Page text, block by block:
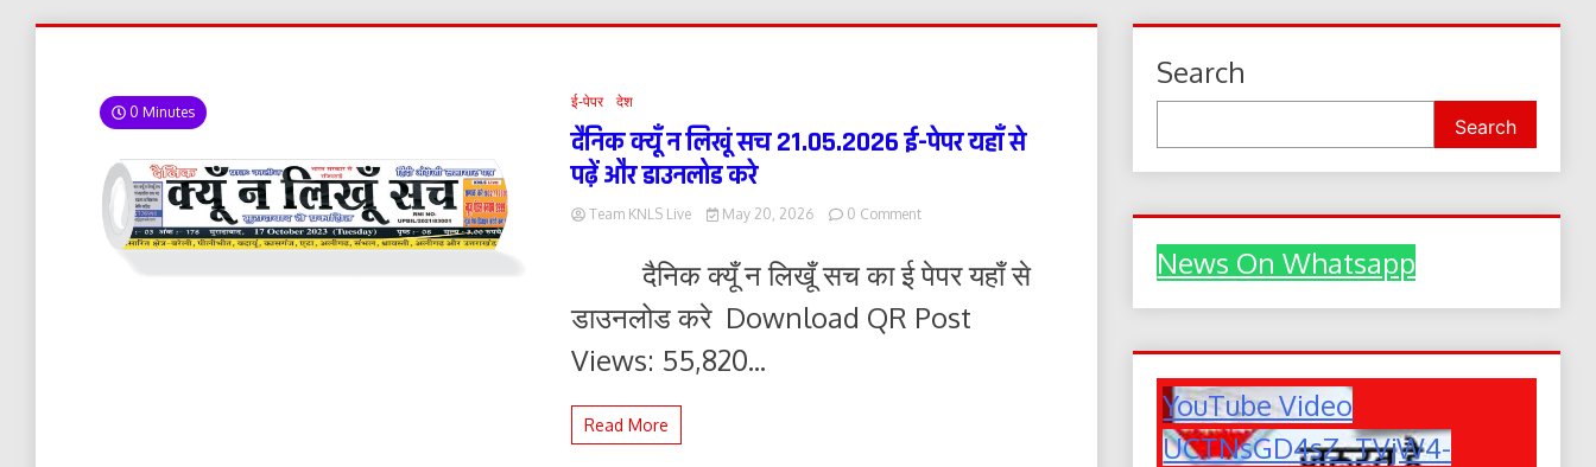
0 Minutes
ई-पेपर देश
दैनिक क्यूँ न लिखूं सच 21.05.2026 ई-पेपर यहाँ से
पढ़ें और डाउनलोड करे
Team KNLS Live May 20, 2026 0 Commenton
क्यूँ
न
सच
दैनिक क्यूँ न लिखूँ सच का ई पेपर यहाँ से
डाउनलोड करे Download QR Post
Views: 55,820...
Read More
Search
Search
News On Whatsapp
YouTube Video
UCTNsGD4sZ_TVjW4-